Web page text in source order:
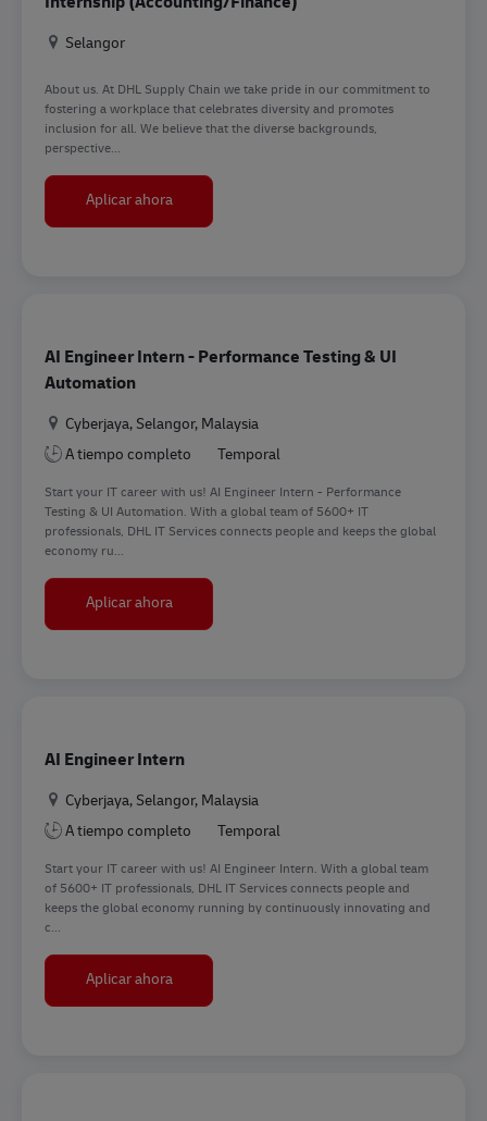
Ubicación
Selangor
About us. At DHL Supply Chain we take pride in our commitment to
fostering a workplace that celebrates diversity and promotes
inclusion for all. We believe that the diverse backgrounds,
perspective...
Aplicar ahoraInternship (Accounting/Finance)
AI Engineer Intern - Performance Testing & UI
Automation
Ubicación
Cyberjaya, Selangor, Malaysia
A tiempo completo
Temporal
Start your IT career with us! AI Engineer Intern - Performance
Testing & UI Automation. With a global team of 5600+ IT
professionals, DHL IT Services connects people and keeps the global
economy ru...
Aplicar ahoraAI Engineer Intern - Performance Testing & UI
AI Engineer Intern
Ubicación
Cyberjaya, Selangor, Malaysia
A tiempo completo
Temporal
Start your IT career with us! AI Engineer Intern. With a global team
of 5600+ IT professionals, DHL IT Services connects people and
keeps the global economy running by continuously innovating and
c...
Aplicar ahoraAI Engineer Intern